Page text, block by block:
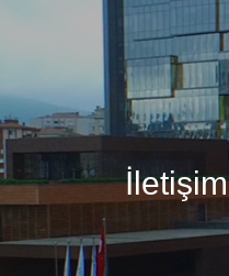
İletişim